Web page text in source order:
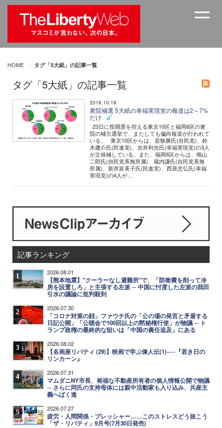
HOME タグ「5大紙」の記事一覧
タグ「5大紙」の記事一覧
2016.10.18
衆院補選 5大紙の幸福実現党の報道は2～7%
だけ
23日に投開票を控える東京10区と福岡6区の衆
院の補欠選挙で、またしても偏向報道が行われて
いる。 東京10区からは、若狭勝氏(自民党)、鈴
木庸介氏(民進党)、吉井利光氏(幸福実現党)の3人
が立候補している。また、福岡6区からは、鳩山
二郎氏(自民党系無所属)、蔵内謙氏(自民党系無
所属)、新井富美子氏(民進党)、西原忠弘氏(幸福
実現党)の4人が...
記事ランキング
1 2026.08.01
【熊本地震】"クーラーなし避難所"で、「防衛費を削って冷
房を設置しろ」と主張する左派 ─ 中国に忖度した左派の我田
引水の議論に批判殺到
2 2026.07.30
「コロナ対策の顔」ファウチ氏の「公の場の発言と矛盾する
日記公開」「公聴会で100回以上の黙秘権行使」が物議 ─ ト
ランプ政権の最終的な狙いは「中国の責任追及」にある
3 2026.08.02
【名画座リバティ (29)】映画で学ぶ偉人伝(1)──『若き日の
リンカーン』
4 2026.07.31
マムダニNY市長、裕福な不動産所有者の個人情報公開で物議
─ さらに同氏の支持母体には親中活動家も入り込み、共産主
義へばく進
5 2026.07.27
疲労・人間関係・プレッシャー……このストレスどう抜こう
「ザ・リバティ」9月号(7月30日発売)